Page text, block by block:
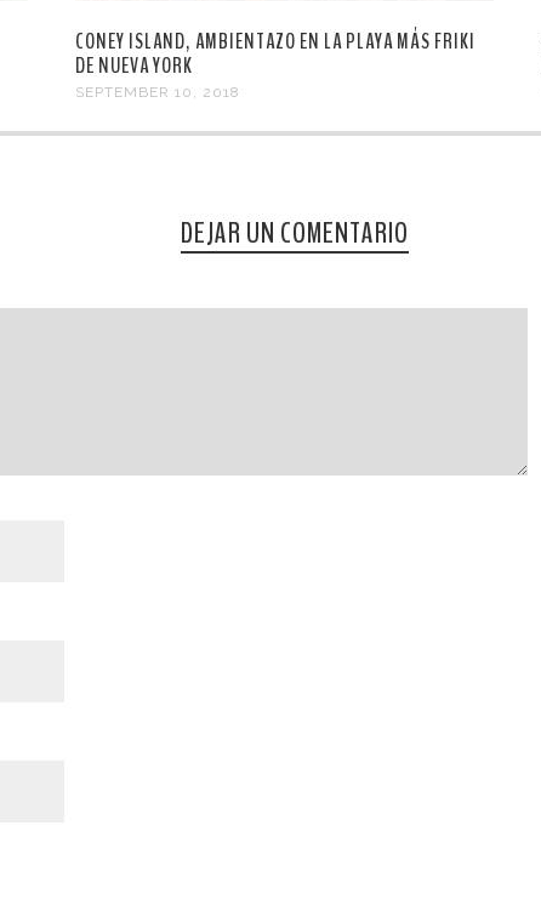
CONEY ISLAND, AMBIENTAZO EN LA PLAYA MÁS FRIKI
DE NUEVA YORK
SEPTEMBER 10, 2018
DEJAR UN COMENTARIO